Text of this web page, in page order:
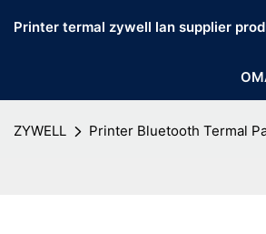
Printer termal zywell lan supplier
ZYWELL Printer Bluetooth Termal